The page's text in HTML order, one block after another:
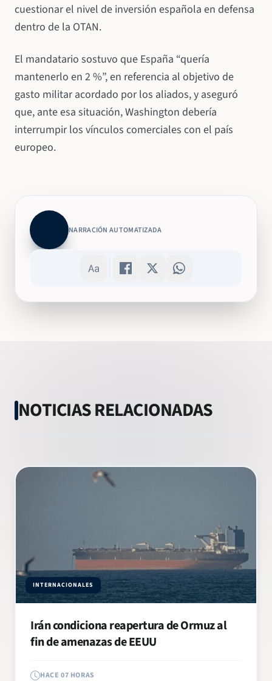
cuestionar el nivel de inversión española en defensa
dentro de la OTAN.
El mandatario sostuvo que España “quería
mantenerlo en 2 %”, en referencia al objetivo de
gasto militar acordado por los aliados, y aseguró
que, ante esa situación, Washington debería
interrumpir los vínculos comerciales con el país
europeo.
NARRACIÓN AUTOMATIZADA
NOTICIAS RELACIONADAS
INTERNACIONALES
Irán condiciona reapertura de Ormuz al
fin de amenazas de EEUU
HACE 07 HORAS